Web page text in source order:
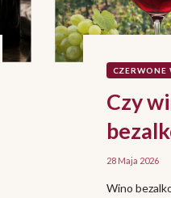
CZERWONE
Czy
28 Maja 2026
Wino